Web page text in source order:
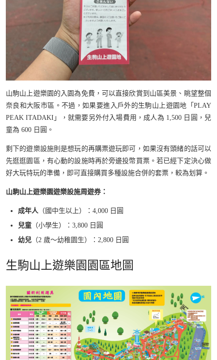
山駒山上遊樂園的入園為免費，可以直接欣賞到山區美景、眺望整個
奈良和大阪市區。不過，如果要進入戶外的生駒山上遊園地「PLAY
PEAK ITADAKI」，就需要另外付入場費用，成人為 1,500 日圓，兒
童為 600 日圓。
剩下的遊樂設施則是想玩的再購票遊玩即可，如果沒有頭緒的話可以
先逛逛園區，有心動的設施時再於旁邊投幣買票。若已經下定決心做
好大玩特玩的準備，即可直接購買多種設施合併的套票，較為划算。
山駒山上遊樂園遊樂設施周遊券：
成年人 （國中生以上）：4,000 日圓
兒童 （小學生）：3,800 日圓
幼兒 （2 歲～幼稚園生）：2,800 日圓
生駒山上遊樂園園區地圖